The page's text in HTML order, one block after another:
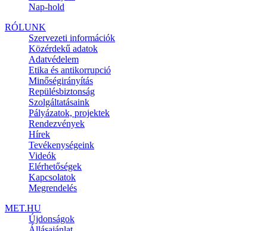
Nap-hold
RÓLUNK
Szervezeti információk
Közérdekű adatok
Adatvédelem
Etika és antikorrupció
Minőségirányítás
Repülésbiztonság
Szolgáltatásaink
Pályázatok, projektek
Rendezvények
Hírek
Tevékenységeink
Videók
Elérhetőségek
Kapcsolatok
Megrendelés
MET.HU
Újdonságok